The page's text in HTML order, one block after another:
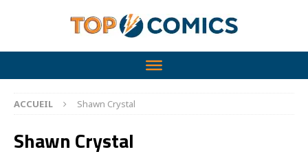
ACCUEIL Shawn Crystal
Shawn Crystal